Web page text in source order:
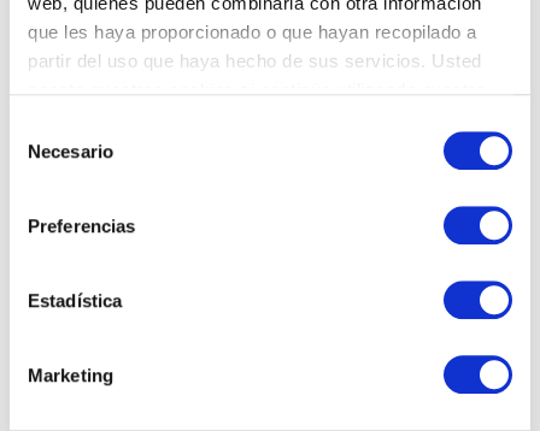
que les haya proporcionado o que hayan recopilado a
partir del uso que haya hecho de sus servicios. Usted
Necesario
Preferencias
Estadística
Marketing